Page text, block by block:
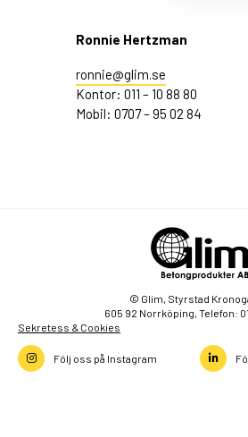
Ronnie Hertzman
ronnie@glim.se
Kontor: 011 – 10 88 80
Mobil: 0707 – 95 02 84
© Glim, Styrstad
605 92 Norrköping, Telefon:
Sekretess & Cookies
Följ oss på Instagram